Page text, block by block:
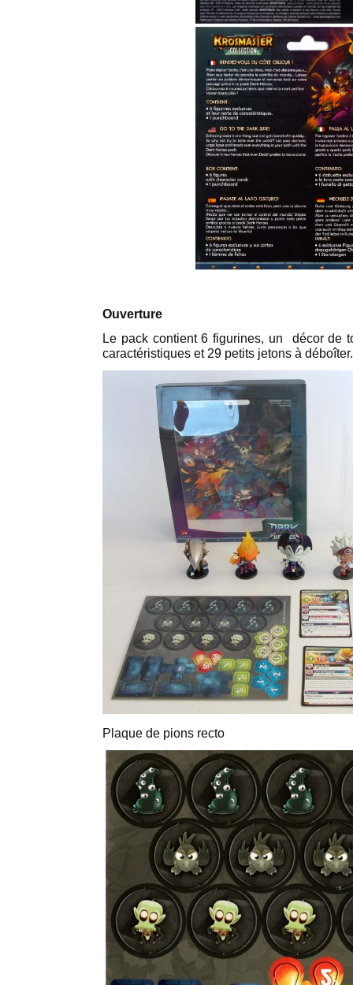
Ouverture
Le pack contient 6 figurines, un décor de
caractéristiques et 29 petits jetons à déboîter.
Plaque de pions recto